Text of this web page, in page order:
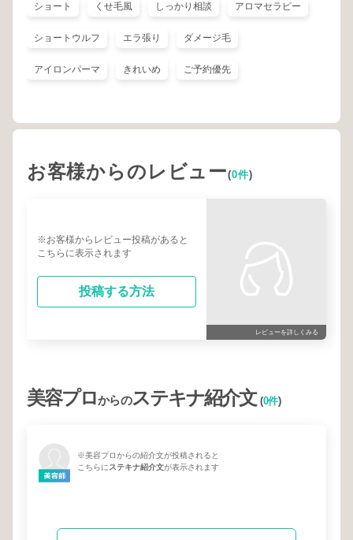
ショート くせ毛風 しっかり相談 アロマセラピー
ショートウルフ エラ張り ダメージ毛
アイロンパーマ きれいめ ご予約優先
お客様からのレビュー(0件)
※お客様からレビュー投稿があると
こちらに表示されます
投稿する方法
レビューを詳しくみる
美容プロからのステキナ紹介文(0件)
※美容プロからの紹介文が投稿されると
こちらにステキナ紹介文が表示されます